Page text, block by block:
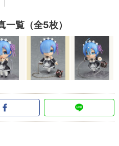
一覧（全5枚）